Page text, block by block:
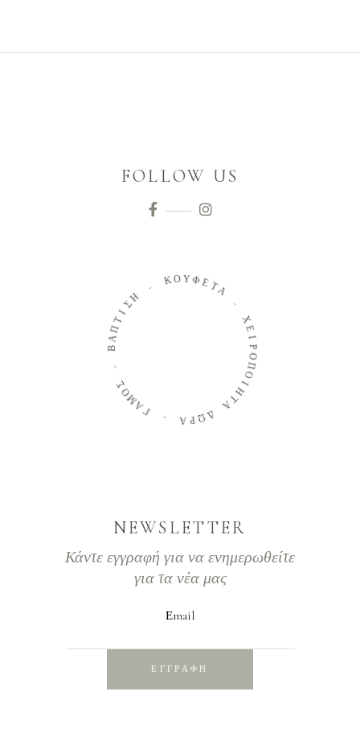
FOLLOW US
Γ
Α
Μ
Ο
Β
Α
Π
Τ
Ι
ΣΗ
Κ Ο ΥΦ ΕΤΑ
Χ
Ε
Ι
Ρ
Ο
Π
Ο
Ι
Η
Τ
Α
Δ
Ω
Ρ
Α
NEWSLETTER
Κάντε εγγραφή για να ενημερωθείτε
για τα νέα μας
Εmail
ΕΓΓΡΑΦΗ